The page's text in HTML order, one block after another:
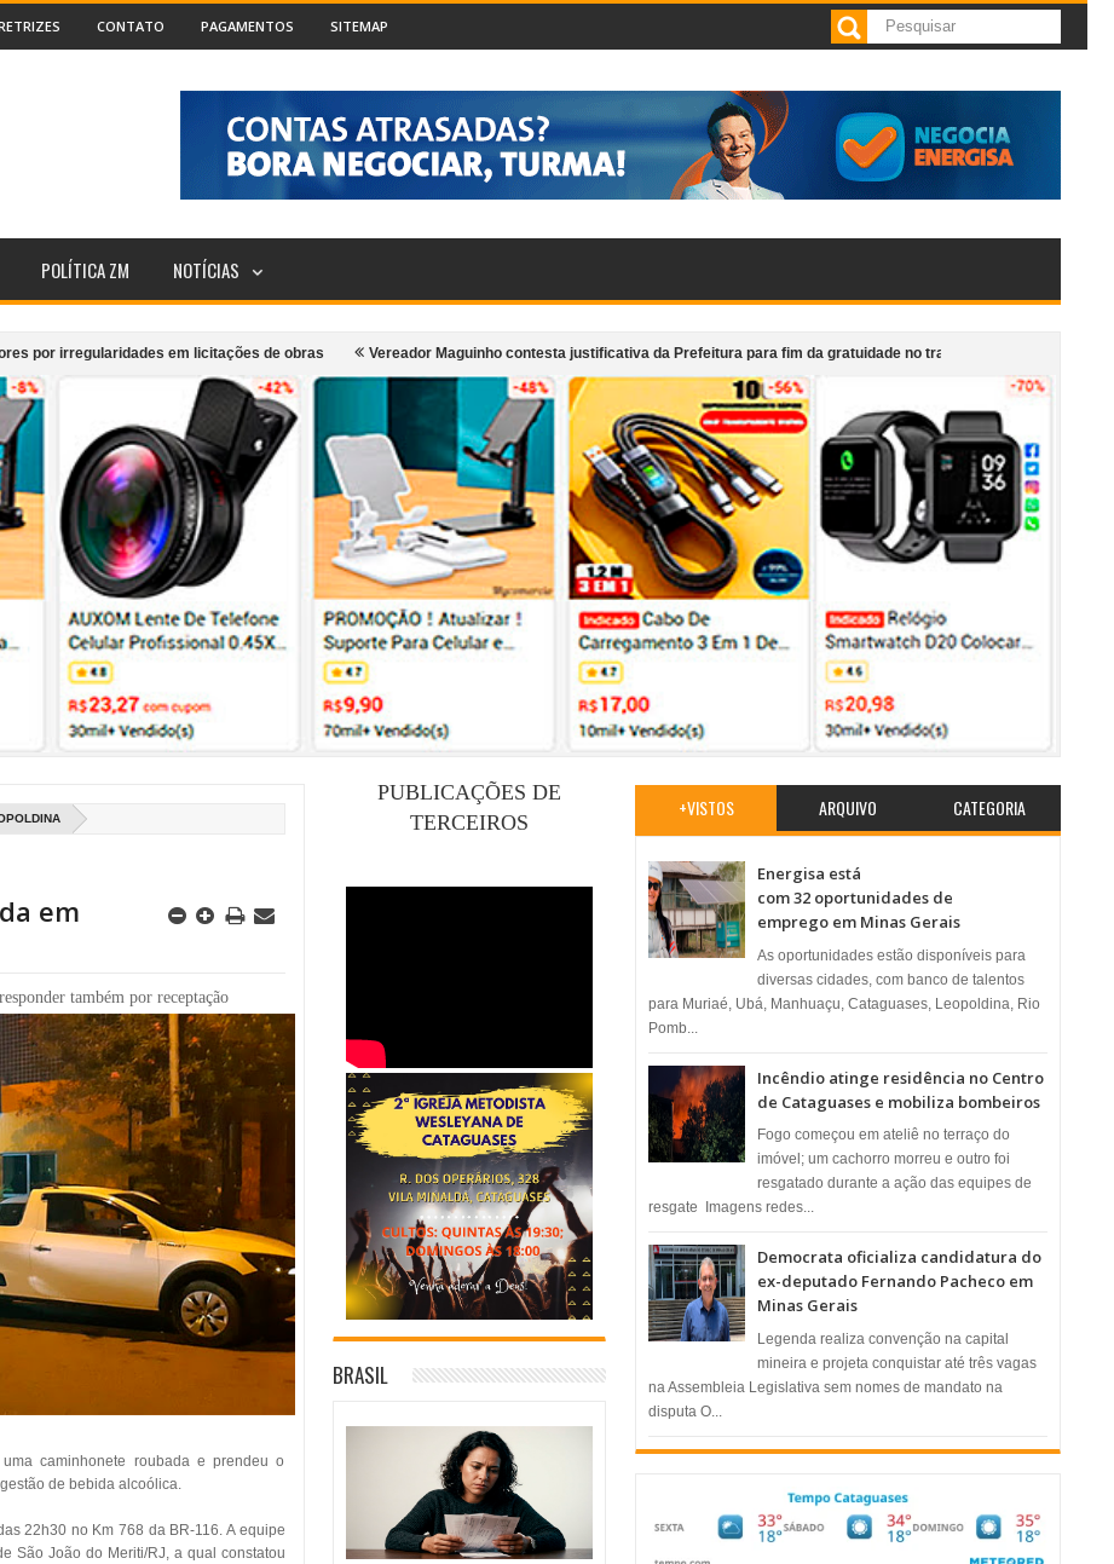
CONTATO PAGAMENTOS SITEMAP
POLÍTICA ZM NOTÍCIAS
em licitações de obras Vereador Maguinho contesta justificativa da Prefeitura para fim da gratuidade no transporte aos domingos e atribui
Cataguases “Monumento em Movimento”: Grupo Girarte, Kaê Guajajara e artistas locais celebram ancestralidade em apresentação gratuita nesta
em
também por receptação
caminhonete roubada e prendeu o
de bebida alcoólica.
22h30 no Km 768 da BR-116. A equipe
São João do Meriti/RJ, a qual constatou
+VISTOS ARQUIVO CATEGORIA
Energisa está
com 32 oportunidades de
emprego em Minas Gerais
As oportunidades estão disponíveis para
diversas cidades, com banco de talentos
para Muriaé, Ubá, Manhuaçu, Cataguases, Leopoldina, Rio
Pomb...
Incêndio atinge residência no Centro
de Cataguases e mobiliza bombeiros
​Fogo começou em ateliê no terraço do
imóvel; um cachorro morreu e outro foi
resgatado durante a ação das equipes de
resgate ​ Imagens redes...
Democrata oficializa candidatura do
ex-deputado Fernando Pacheco em
Minas Gerais
Legenda realiza convenção na capital
mineira e projeta conquistar até três vagas
na Assembleia Legislativa sem nomes de mandato na
disputa O...
PUBLICAÇÕES DE
TERCEIROS
BRASIL